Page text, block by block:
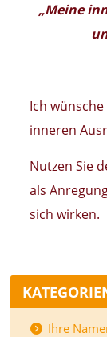
„Meine
Ich
inneren
Nutzen Sie
als
sich wirken.
Ihre